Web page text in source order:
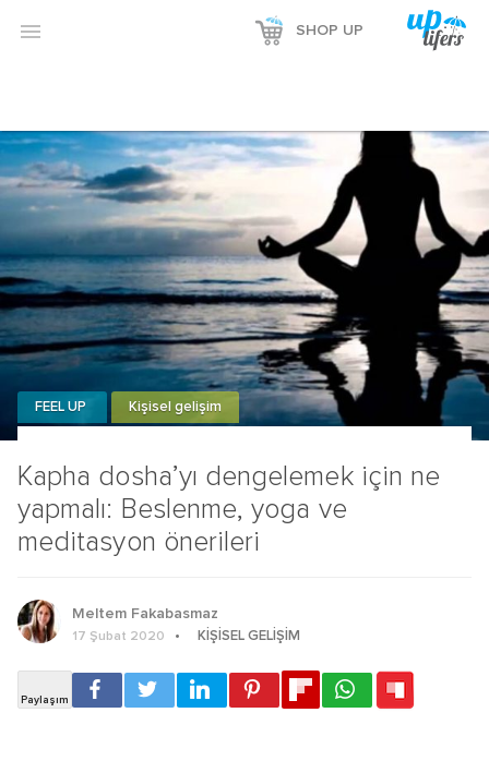
 SHOP UP
Kapha dosha’yı dengelemek için ne
yapmalı: Beslenme, yoga ve
meditasyon önerileri
FEEL UP Kişisel gelişim
Meltem Fakabasmaz
17 Şubat 2020 KIŞISEL GELIŞIM